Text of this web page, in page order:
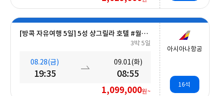
[방콕 자유여행 5일] 5성 샹그릴라 호텔 #월드체인 #차오프라야강변 #조식포함 #호캉스 #도심접근성
3박 5일
08.28(금)
19:35
09.01(화)
08:55
1,099,000원~
아시아나항공
16석